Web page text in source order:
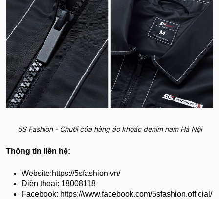
5S Fashion - Chuỗi cửa hàng áo khoác denim nam Hà Nội
Thông tin liên hệ:
Website:https://5sfashion.vn/
Điện thoại: 18008118
Facebook: https://www.facebook.com/5sfashion.official/